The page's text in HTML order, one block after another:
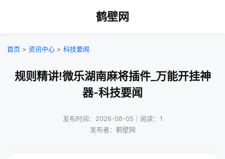
鹤壁网
首页 > 资讯中心 > 科技要闻
规则精讲!微乐湖南麻将插件_万能开挂神
器-科技要闻
发布时间：2026-08-05｜阅读：1
发布者：鹤壁网